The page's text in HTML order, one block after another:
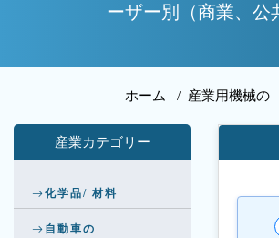
ーザー別（商業、公
ホーム / 産業用機械の
産業カテゴリー
化学品/ 材料
自動車の